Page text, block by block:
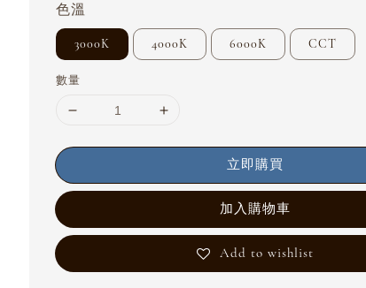
色溫
3000K 4000K 6000K CCT
數量
立即購買
加入購物車
Add to wishlist